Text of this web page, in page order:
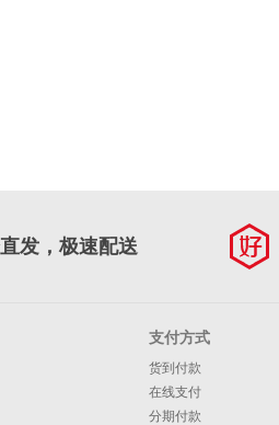
发，极速配送
支付方式
货到付款
在线支付
分期付款